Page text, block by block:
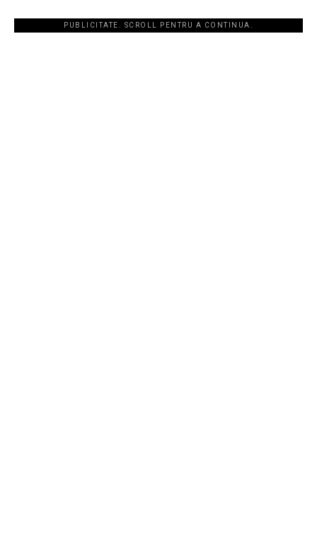
PUBLICITATE. SCROLL PENTRU A CONTINUA.